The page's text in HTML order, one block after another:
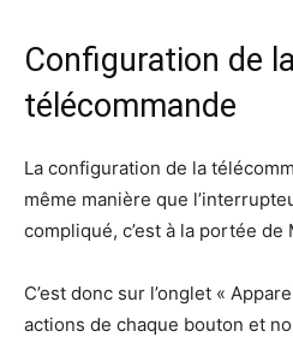
Configuration de la
télécommande
La configuration de la
même manière que
compliqué, c’est à la portée
C’est donc sur l’onglet «
actions de chaque bouton et